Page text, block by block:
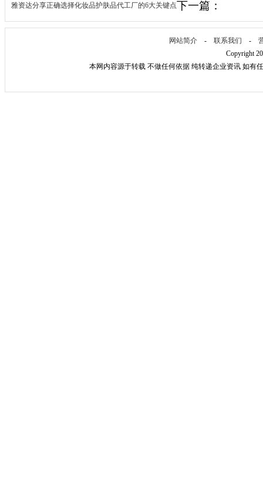
下一篇：
雅资达分享正确选择化妆品护肤品代工厂的6大关键点
网站简介 - 联系我们 -
Copyright
本网内容源于转载 不做任何依据 纯转递企业资讯 如有